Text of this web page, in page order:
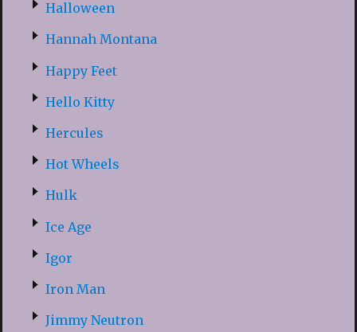
Halloween
Hannah Montana
Happy Feet
Hello Kitty
Hercules
Hot Wheels
Hulk
Ice Age
Igor
Iron Man
Jimmy Neutron